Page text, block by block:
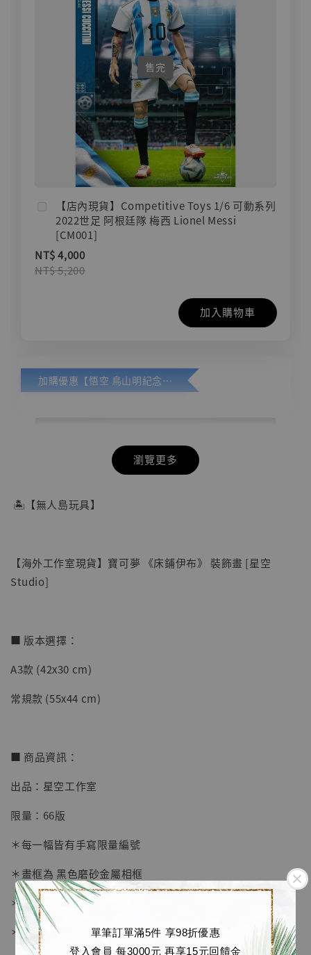
單筆訂單滿5件 享98折優惠
登入會員 每3000元 再享15元回饋金
售完
【店內現貨】Competitive Toys 1/6 可動系列
2022世足 阿根廷隊 梅西 Lionel Messi
[CM001]
NT$ 4,000
NT$ 5,200
加入購物車
加購優惠【悟空 鳥山明紀念款 [奇蹟工作室]】
【店內現貨】七龍珠 系列蒐藏雕像 悟空 鳥山
明紀念款 [奇蹟工作室]
瀏覽更多
🏝【無人島玩具】
【海外工作室現貨】寶可夢 《床鋪伊布》 裝飾畫 [星空
Studio]
■ 版本選擇：
A3款 (42x30 cm)
常規款 (55x44 cm)
■ 商品資訊：
出品：星空工作室
限量：66版
＊每一幅皆有手寫限量編號
＊畫框為 黑色磨砂金屬相框
＊愛普生原裝墨水微噴
＊表面配有防塵透明有機玻璃